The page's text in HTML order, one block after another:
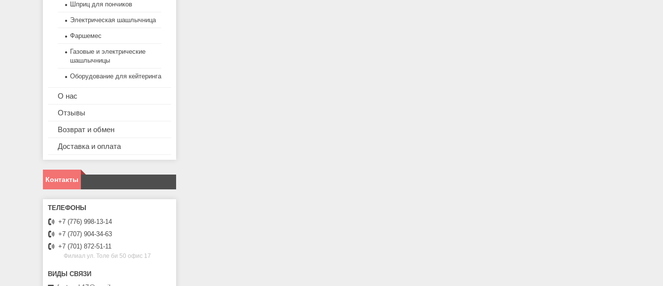
Шприц для пончиков
Электрическая шашлычница
Фаршемес
Газовые и электрические
шашлычницы
Оборудование для кейтеринга
О нас
Отзывы
Возврат и обмен
Доставка и оплата
Контакты
+7 (776) 998-13-14
+7 (707) 904-34-63
+7 (701) 872-51-11
Филиал ул. Толе би 50 офис 17